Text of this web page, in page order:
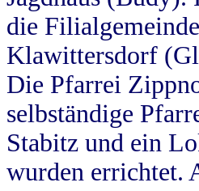
die
Klawittersdorf
Die Pfarrei
selbständige
Stabitz und ein
wurden errichtet.